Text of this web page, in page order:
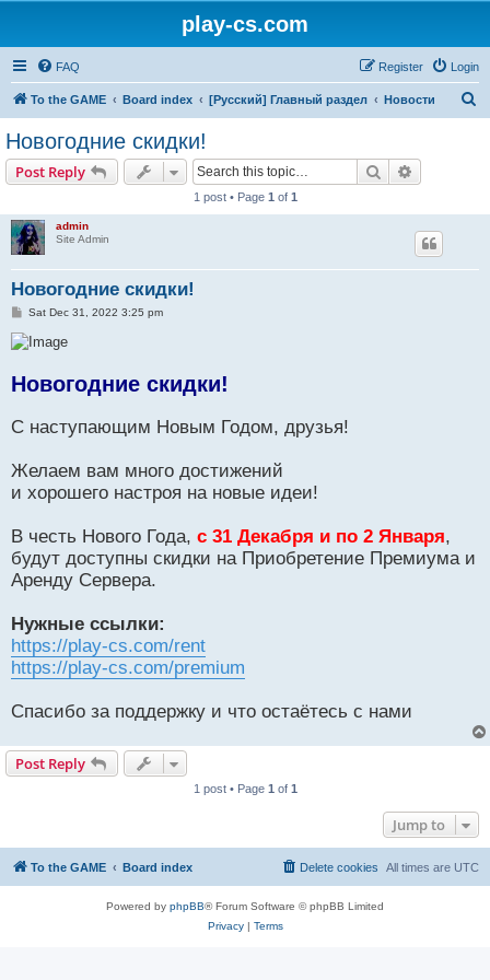
play-cs.com
FAQ Login
Register
To the GAME Board index [Русский] Главный раздел Новости
Новогодние скидки!
Post Reply Search
1 post • Page 1 of 1
admin
Site Admin
Новогодние скидки!
P
s
t
Sat Dec 31, 2022 3:25 pm
Новогодние скидки!
С наступающим Новым Годом, друзья!
Желаем вам много достижений
и хорошего настроя на новые идеи!
В честь Нового Года, с 31 Декабря и по 2 Января,
будут доступны скидки на Приобретение Премиума и
Аренду Сервера.
Нужные ссылки:
https://play-cs.com/rent
https://play-cs.com/premium
Спасибо за поддержку и что остаётесь с нами
Post Reply
1 post • Page 1 of 1
Jump to
To the GAME Board index All times are UTC
Delete cookies
Powered by phpBB® Forum Software © phpBB Limited
Privacy| Terms